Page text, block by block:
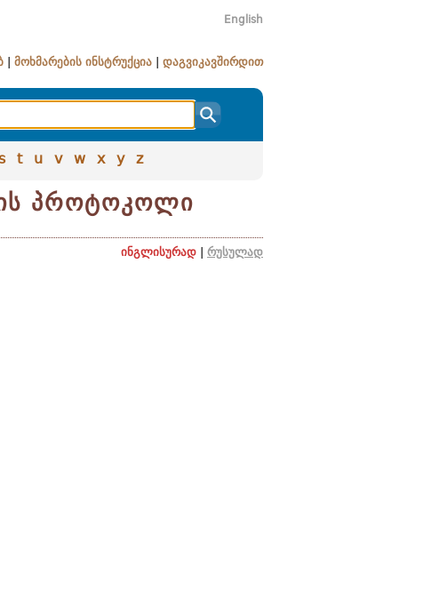
English
მოხმარების ინსტრუქცია დაგვიკავშირდით
t u v w x y z
პროტოკოლი
ინგლისურად
რუსულად